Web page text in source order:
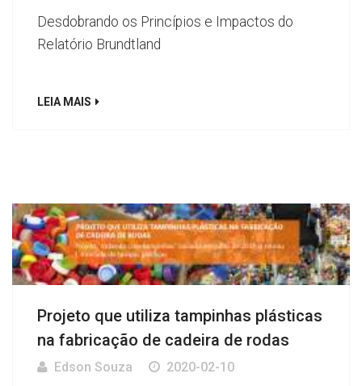
Desdobrando os Princípios e Impactos do
Relatório Brundtland
LEIA MAIS
Projeto que utiliza tampinhas plásticas
na fabricação de cadeira de rodas
Edson Souza 2020-02-10